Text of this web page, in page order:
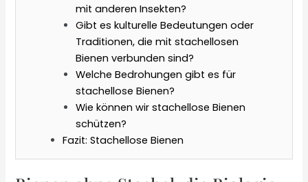
mit anderen Insekten?
Gibt es kulturelle Bedeutungen oder
Traditionen, die mit stachellosen
Bienen verbunden sind?
Welche Bedrohungen gibt es für
stachellose Bienen?
Wie können wir stachellose Bienen
schützen?
Fazit: Stachellose Bienen